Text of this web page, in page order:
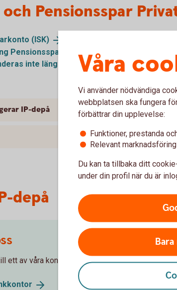
och Pensionsspar
(ISK)
Pensionsspar
inte längre sompensionssparande)
IP-depå
depå
ett av våra kontor så hjälper vi dig.
Våra
Vi använder nödvändiga
webbplatsen ska fungera
förbättrar din upplevelse:
Funktioner, prestanda
Relevant marknadsföring
Du kan ta tillbaka ditt
under din profil när du är